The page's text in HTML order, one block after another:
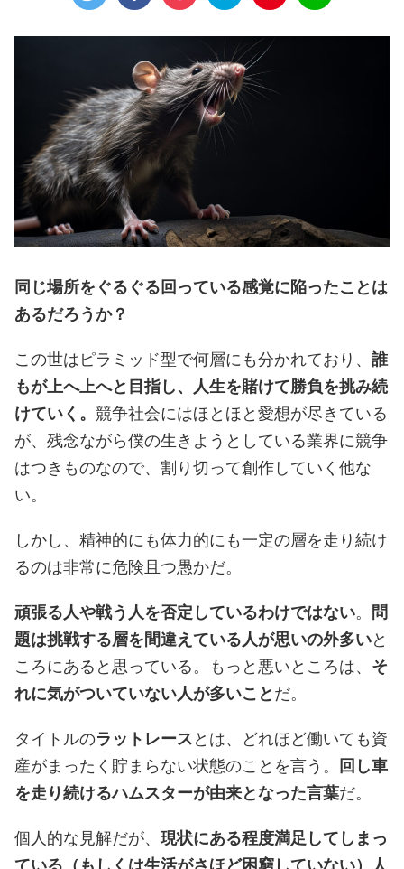
同じ場所をぐるぐる回っている感覚に陥ったことは
あるだろうか？
この世はピラミッド型で何層にも分かれており、 誰
もが上へ上へと目指し、人生を賭けて勝負を挑み続
けていく。 競争社会にはほとほと愛想が尽きている
が、残念ながら僕の生きようとしている業界に競争
はつきものなので、割り切って創作していく他な
い。
しかし、精神的にも体力的にも一定の層を走り続け
るのは非常に危険且つ愚かだ。
頑張る人や戦う人を否定しているわけではない。
問
題は挑戦する層を間違えている人が思いの外多いと
ころにあると思っている。もっと悪いところは、 そ
れに気がついていない人が多いことだ。
タイトルのラットレースとは、どれほど働いても資
産がまったく貯まらない状態のことを言う。
回し車
を走り続けるハムスターが由来となった言葉だ。
個人的な見解だが、 現状にある程度満足してしまっ
ている（もしくは生活がさほど困窮していない）人